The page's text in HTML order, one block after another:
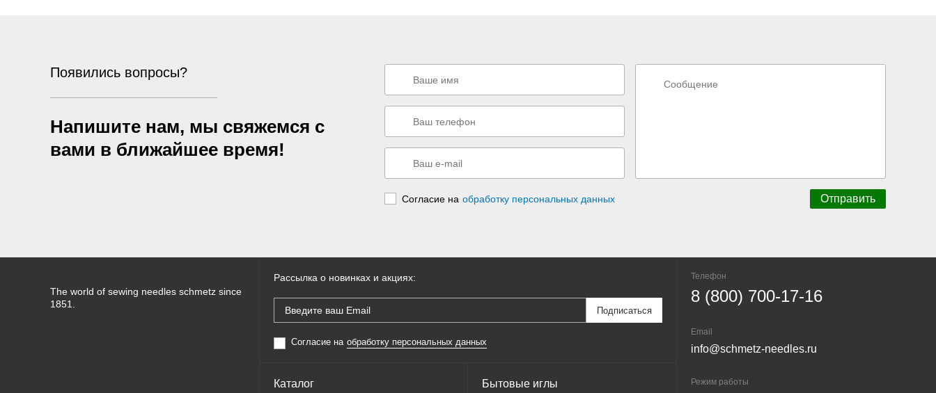
Появились вопросы?
Напишите нам, мы свяжемся с
вами в ближайшее время!
Согласие на обработку персональных данных
The world of sewing needles schmetz since
1851.
Рассылка о новинках и акциях:
Согласие на обработку персональных данных
Каталог Бытовые иглы
Телефон
8 (800) 700-17-16
Email
info@schmetz-needles.ru
Режим работы